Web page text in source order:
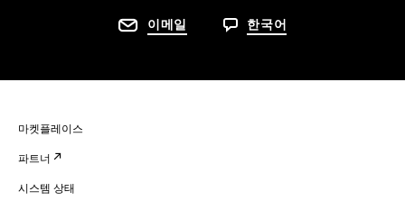
이메일 한국어
마켓플레이스
파트너
시스템 상태